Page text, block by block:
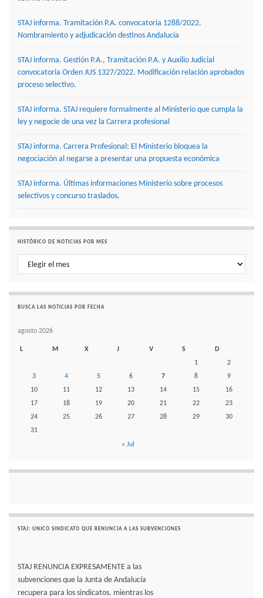
STAJ informa. Tramitación P.A. convocatoria 1288/2022.
Nombramiento y adjudicación destinos Andalucía
STAJ informa. Gestión P.A., Tramitación P.A. y Auxilio Judicial
convocatoria Orden JUS 1327/2022. Modificación relación aprobados
proceso selectivo.
STAJ informa. STAJ requiere formalmente al Ministerio que cumpla la
ley y negocie de una vez la Carrera profesional
STAJ informa. Carrera Profesional: El Ministerio bloquea la
negociación al negarse a presentar una propuesta económica
STAJ informa. Últimas informaciones Ministerio sobre procesos
selectivos y concurso traslados.
HISTÓRICO DE NOTICIAS POR MES
Histórico de noticias por mes
BUSCA LAS NOTICIAS POR FECHA
agosto 2026
L M X J V S
D
1
2
3
4 5 6 7 8
9
10
11 12 13 14 15
16
17
18 19 20 21 22
23
24
25 26 27 28 29
30
31
« Jul
STAJ: UNICO SINDICATO QUE RENUNCIA A LAS SUBVENCIONES
STAJ RENUNCIA EXPRESAMENTE a las
subvenciones que la Junta de Andalucía
recupera para los sindicatos. mientras los